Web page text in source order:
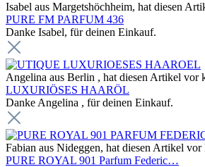
Isabel aus Margetshöchheim, hat diesen
PURE FM PARFUM 436
Danke Isabel, für deinen Einkauf.
Angelina aus Berlin , hat diesen Artikel vor
LUXURIÖSES HAARÖL
Danke Angelina , für deinen Einkauf.
Fabian aus Nideggen, hat diesen Artikel vor
PURE ROYAL 901 Parfum Federic…